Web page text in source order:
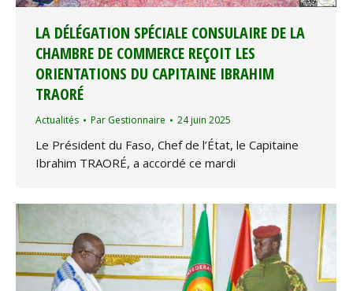
LA DÉLÉGATION SPÉCIALE CONSULAIRE DE LA
CHAMBRE DE COMMERCE REÇOIT LES
ORIENTATIONS DU CAPITAINE IBRAHIM
TRAORÉ
Actualités Par Gestionnaire 24 juin 2025
Le Président du Faso, Chef de l’État, le Capitaine
Ibrahim TRAORÉ, a accordé ce mardi